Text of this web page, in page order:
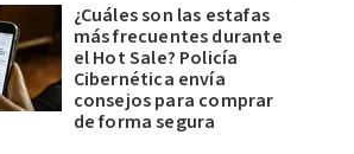
¿Cuáles son las estafas
más frecuentes durante
el Hot Sale? Policía
Cibernética envía
consejos para comprar
de forma segura